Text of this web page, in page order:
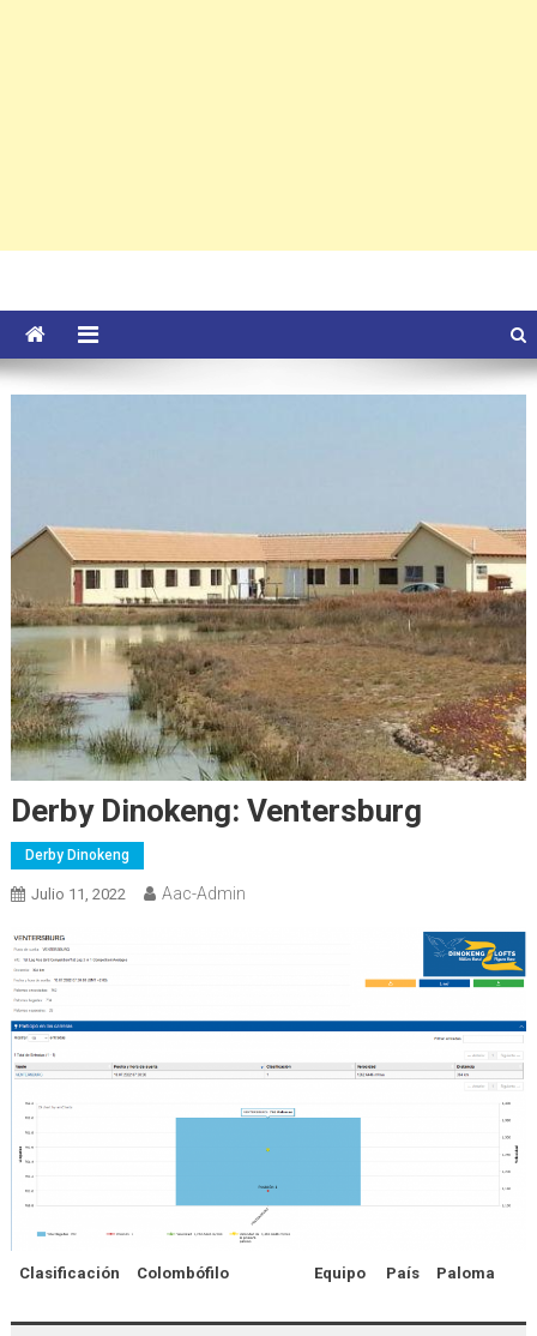
Derby Dinokeng: Ventersburg
Derby Dinokeng
Julio 11, 2022 Aac-Admin
Clasificación Colombófilo Equipo País Paloma